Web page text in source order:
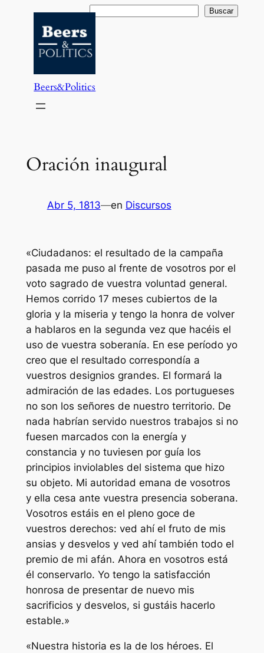
contenido
Buscar Buscar
Beers&Politics
Oración inaugural
Abr 5, 1813—en Discursos
«Ciudadanos: el resultado de la campaña
pasada me puso al frente de vosotros por el
voto sagrado de vuestra voluntad general.
Hemos corrido 17 meses cubiertos de la
gloria y la miseria y tengo la honra de volver
a hablaros en la segunda vez que hacéis el
uso de vuestra soberanía. En ese período yo
creo que el resultado correspondía a
vuestros designios grandes. El formará la
admiración de las edades. Los portugueses
no son los señores de nuestro territorio. De
nada habrían servido nuestros trabajos si no
fuesen marcados con la energía y
constancia y no tuviesen por guía los
principios inviolables del sistema que hizo
su objeto. Mi autoridad emana de vosotros
y ella cesa ante vuestra presencia soberana.
Vosotros estáis en el pleno goce de
vuestros derechos: ved ahí el fruto de mis
ansias y desvelos y ved ahí también todo el
premio de mi afán. Ahora en vosotros está
él conservarlo. Yo tengo la satisfacción
honrosa de presentar de nuevo mis
sacrificios y desvelos, si gustáis hacerlo
estable.»
«Nuestra historia es la de los héroes. El